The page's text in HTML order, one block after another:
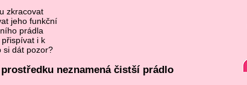
zkracovat
jeho funkční
prádla
i k
si dát pozor?
neznamená čistší prádlo